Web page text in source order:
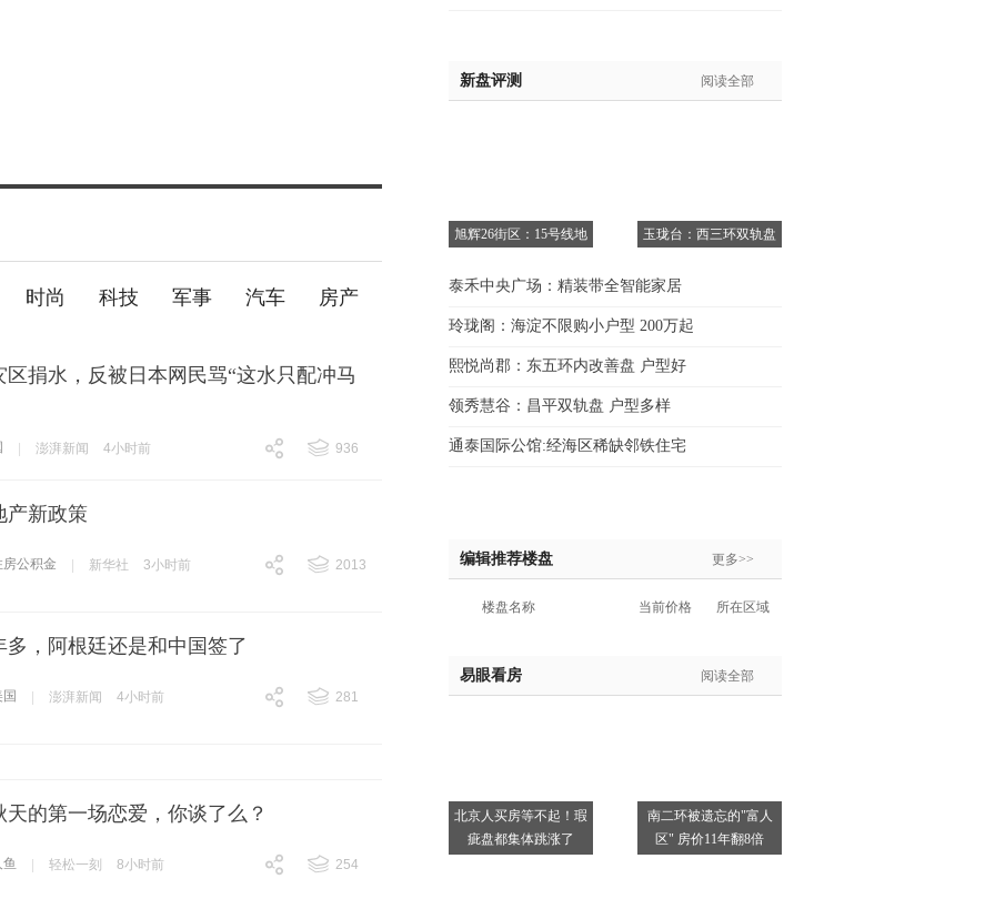
时尚 科技 军事 汽车 房产
区捐水，反被日本网民骂“这水只配冲马
澎湃新闻 4小时前
936
产新政策
房公积金 新华社 3小时前
2013
多，阿根廷还是和中国签了
澎湃新闻 4小时前
281
的第一场恋爱，你谈了么？
轻松一刻 8小时前
254
新盘评测 阅读全部
旭辉26街区：15号线地 玉珑台：西三环双轨盘
泰禾中央广场：精装带全智能家居
玲珑阁：海淀不限购小户型 200万起
熙悦尚郡：东五环内改善盘 户型好
领秀慧谷：昌平双轨盘 户型多样
通泰国际公馆:经海区稀缺邻铁住宅
编辑推荐楼盘 更多>>
楼盘名称 当前价格 所在区域
易眼看房 阅读全部
北京人买房等不起！瑕
疵盘都集体跳涨了
南二环被遗忘的"富人
区" 房价11年翻8倍